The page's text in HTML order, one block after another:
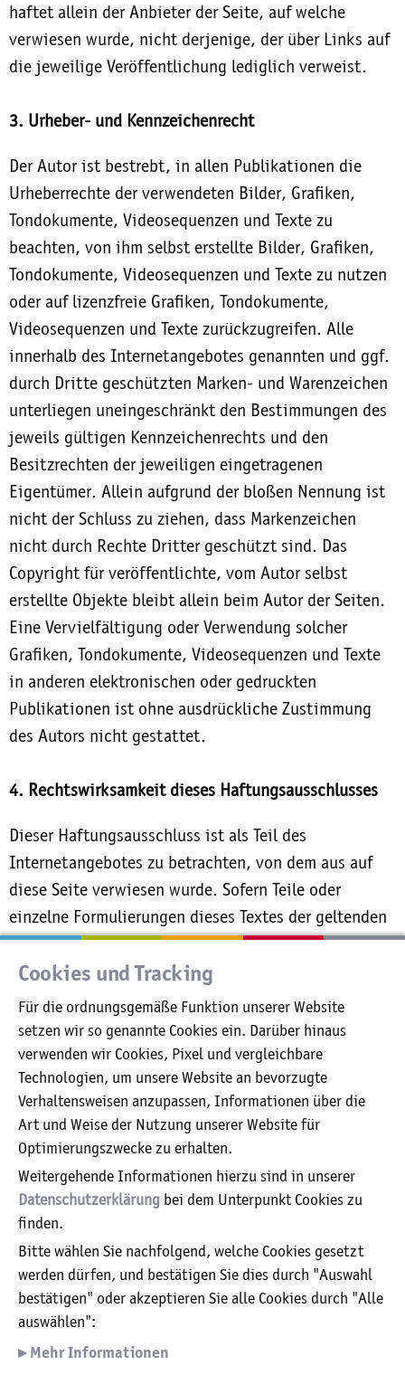
haftet allein der Anbieter der Seite, auf welche
verwiesen wurde, nicht derjenige, der über Links auf
die jeweilige Veröffentlichung lediglich verweist.
3. Urheber- und Kennzeichenrecht
Der Autor ist bestrebt, in allen Publikationen die
Urheberrechte der verwendeten Bilder, Grafiken,
Tondokumente, Videosequenzen und Texte zu
beachten, von ihm selbst erstellte Bilder, Grafiken,
Tondokumente, Videosequenzen und Texte zu nutzen
oder auf lizenzfreie Grafiken, Tondokumente,
Videosequenzen und Texte zurückzugreifen. Alle
innerhalb des Internetangebotes genannten und ggf.
durch Dritte geschützten Marken- und Warenzeichen
unterliegen uneingeschränkt den Bestimmungen des
jeweils gültigen Kennzeichenrechts und den
Besitzrechten der jeweiligen eingetragenen
Eigentümer. Allein aufgrund der bloßen Nennung ist
nicht der Schluss zu ziehen, dass Markenzeichen
nicht durch Rechte Dritter geschützt sind. Das
Copyright für veröffentlichte, vom Autor selbst
erstellte Objekte bleibt allein beim Autor der Seiten.
Eine Vervielfältigung oder Verwendung solcher
Grafiken, Tondokumente, Videosequenzen und Texte
in anderen elektronischen oder gedruckten
Publikationen ist ohne ausdrückliche Zustimmung
des Autors nicht gestattet.
4. Rechtswirksamkeit dieses Haftungsausschlusses
Dieser Haftungsausschluss ist als Teil des
Internetangebotes zu betrachten, von dem aus auf
diese Seite verwiesen wurde. Sofern Teile oder
einzelne Formulierungen dieses Textes der geltenden
Rechtslage nicht, nicht mehr oder nicht vollständig
entsprechen sollten, bleiben die übrigen Teile des
Dokumentes in ihrem Inhalt und ihrer Gültigkeit
davon unberührt.
Sie befinden sich hier: Impressum
Unser Leitbild
Organigramm
Aufsichtsrat / Kuratorium
Geschäftsführung / Verwaltung
Beauftrager für Medizinproduktesicherheit
Datenschutzerklärung
Grundsatzerklärung nach §6 Abs. 2
Krankenhauszukunftsgesetz: EU-Förderung für
Cookies und Tracking
Für die ordnungsgemäße Funktion unserer Website
setzen wir so genannte Cookies ein. Darüber hinaus
verwenden wir Cookies, Pixel und vergleichbare
Technologien, um unsere Website an bevorzugte
Verhaltensweisen anzupassen, Informationen über die
Art und Weise der Nutzung unserer Website für
Optimierungszwecke zu erhalten.
Weitergehende Informationen hierzu sind in unserer
Datenschutzerklärung bei dem Unterpunkt Cookies zu
finden.
Bitte wählen Sie nachfolgend, welche Cookies gesetzt
werden dürfen, und bestätigen Sie dies durch "Auswahl
bestätigen" oder akzeptieren Sie alle Cookies durch "Alle
auswählen":
Mehr Informationen